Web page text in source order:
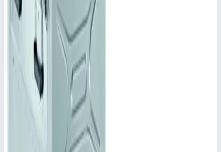
Утапливаемые ручки по бокам.
Армирующие подштамповки со всех сторон и на
крышке (кроме NT610).
Восемь шарниров с направляющими для крепления
каркаса.
Крышка с запорами.
Разные по глубине и высоте исполнения.
Полностью вынимаемый каркас.
Все корпуса могут поставляться с приваренной задней
стенкой.
Амортизация экранирования согласно MIL-STD-285
Высота крышки = 63 мм. Высота нестандартной
крышки – в зависимости от исполнения.
Для размещения электронных приборов в формате 19"
согласно VG 95446
Подсказки и особенности